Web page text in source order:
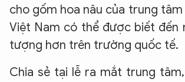
cho gốm hoa nâu của trung tâm
Việt Nam có thể được biết đến
tượng hơn trên trường quốc tế.
Chia sẻ tại lễ ra mắt trung